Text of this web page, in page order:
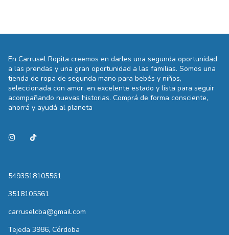
En Carrusel Ropita creemos en darles una segunda oportunidad
a las prendas y una gran oportunidad a las familias. Somos una
tienda de ropa de segunda mano para bebés y niños,
seleccionada con amor, en excelente estado y lista para seguir
acompañando nuevas historias. Comprá de forma consciente,
ahorrá y ayudá al planeta
5493518105561
3518105561
carruselcba@gmail.com
Tejeda 3986, Córdoba